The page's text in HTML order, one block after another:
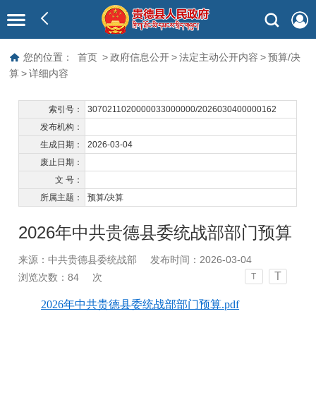
您的位置： 首页 > 政府信息公开 > 法定主动公开内容 > 预算/决
算 > 详细内容
索引号：
3070211020000033000000/2026030400000162
发布机构：
生成日期：
2026-03-04
废止日期：
文 号：
所属主题：
预算/决算
2026年中共贵德县委统战部部门预算
来源：中共贵德县委统战部
发布时间：2026-03-04
浏览次数：84 次 T T
2026年中共贵德县委统战部部门预算.pdf